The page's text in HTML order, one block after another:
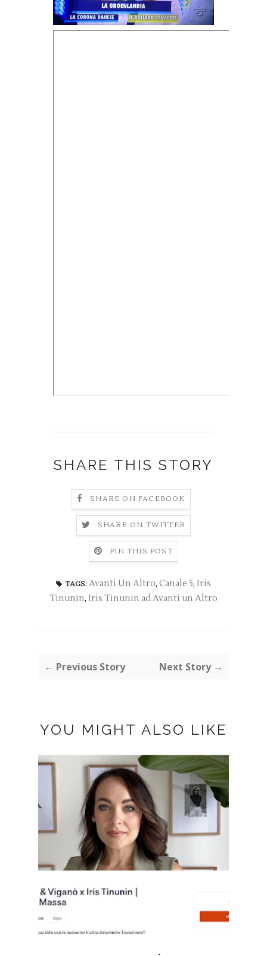
SHARE THIS STORY
SHARE ON FACEBOOK
SHARE ON TWITTER
PIN THIS POST
TAGS: Avanti Un Altro, Canale 5, Iris
Tinunin, Iris Tinunin ad Avanti un Altro
← Previous Story Next Story →
YOU MIGHT ALSO LIKE